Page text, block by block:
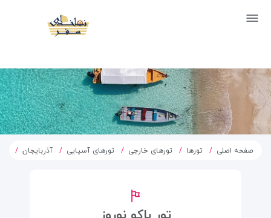
صفحه اصلی تورها تورهای خارجی تورهای آسیایی آذربایجان